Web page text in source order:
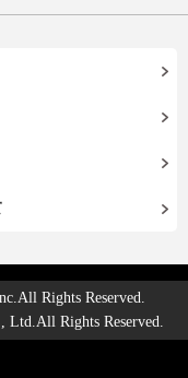
Rights Reserved.
Ltd.All Rights Reserved.